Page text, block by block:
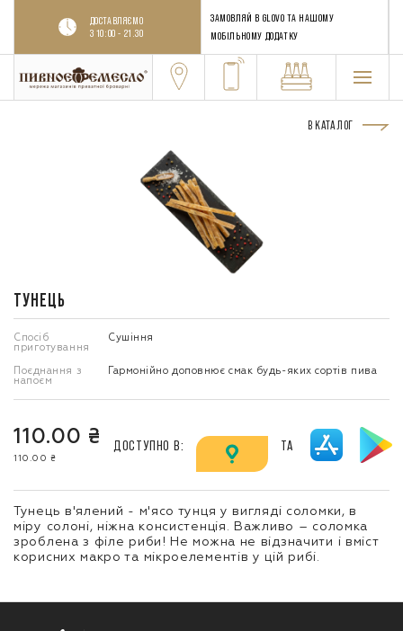
ДОСТАВЛЯЄМО
З 10:00 - 21.30
ЗАМОВЛЯЙ В GLOVO ТА НАШОМУ
МОБІЛЬНОМУ ДОДАТКУ
В КАТАЛОГ
ТУНЕЦЬ
Спосіб
приготування
Сушіння
Поєднання з
напоєм
Гармонійно доповнює смак будь-яких сортів пива
110.00 ₴
110.00 ₴
ДОСТУПНО В: ТА
Тунець в'ялений - м'ясо тунця у вигляді соломки, в
міру солоні, ніжна консистенція. Важливо – соломка
зроблена з філе риби! Не можна не відзначити і вміст
корисних макро та мікроелементів у цій рибі.